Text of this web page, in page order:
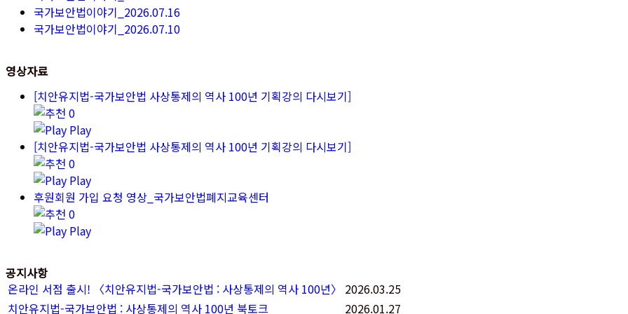
국가보안법이야기_2026.07.16
국가보안법이야기_2026.07.10
영상자료
[치안유지법-국가보안법 사상통제의 역사 100년 기획강의 다시보기]
0
Play
[치안유지법-국가보안법 사상통제의 역사 100년 기획강의 다시보기]
0
Play
후원회원 가입 요청 영상_국가보안법폐지교육센터
0
Play
공지사항
온라인 서점 출시! 〈치안유지법-국가보안법 : 사상통제의 역사 100년〉 2026.03.25
치안유지법-국가보안법 : 사상통제의 역사 100년 북토크
2026.01.27